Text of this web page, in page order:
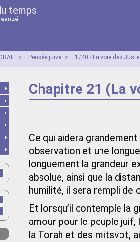
temps
> Pensée juive >
1740 - La voie des
Chapitre 21 (La
Ce qui aidera
observation et une
longuement la grandeur
absolue, ainsi que la
humilité, il sera rempli
Et lorsqu’il contemple la
amour pour le peuple
la Torah et des mitsvot,